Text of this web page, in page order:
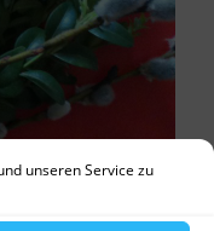
unseren Service zu